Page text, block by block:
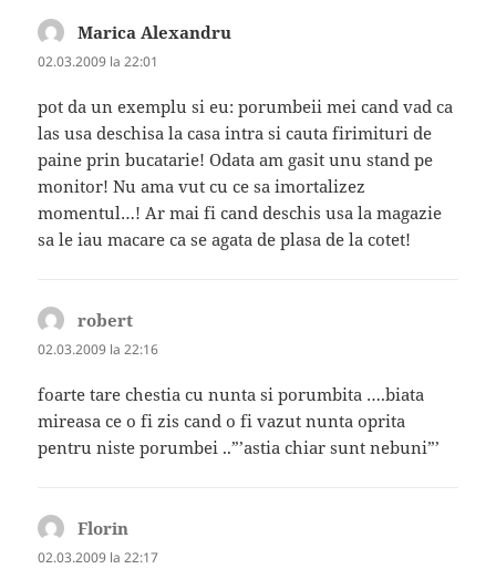
Marica Alexandru
02.03.2009 la 22:01
pot da un exemplu si eu: porumbeii mei cand vad ca
las usa deschisa la casa intra si cauta firimituri de
paine prin bucatarie! Odata am gasit unu stand pe
monitor! Nu ama vut cu ce sa imortalizez
momentul…! Ar mai fi cand deschis usa la magazie
sa le iau macare ca se agata de plasa de la cotet!
robert
02.03.2009 la 22:16
foarte tare chestia cu nunta si porumbita ….biata
mireasa ce o fi zis cand o fi vazut nunta oprita
pentru niste porumbei ..”’astia chiar sunt nebuni”’
Florin
02.03.2009 la 22:17